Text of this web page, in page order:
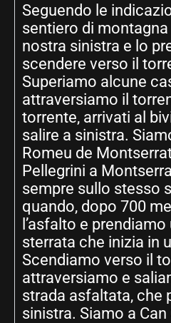
Seguendo le
sentiero di
nostra sinistra e lo
scendere verso il
Superiamo alcune
attraversiamo il
torrente, arrivati al
salire a sinistra.
Romeu de
Pellegrini a
sempre sullo stesso
quando, dopo 700
l’asfalto e
sterrata che inizia in
Scendiamo verso il
attraversiamo e
strada asfaltata, che
sinistra. Siamo a Can